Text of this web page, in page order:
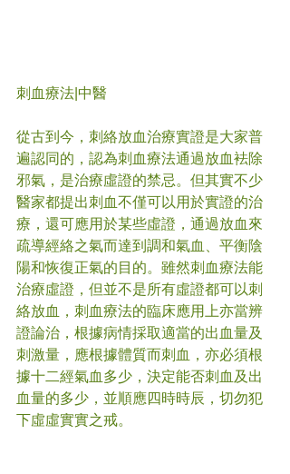
刺血療法|中醫
從古到今，刺絡放血治療實證是大家普
遍認同的，認為刺血療法通過放血袪除
邪氣，是治療虛證的禁忌。但其實不少
醫家都提出刺血不僅可以用於實證的治
療，還可應用於某些虛證，通過放血來
疏導經絡之氣而達到調和氣血、平衡陰
陽和恢復正氣的目的。雖然刺血療法能
治療虛證，但並不是所有虛證都可以刺
絡放血，刺血療法的臨床應用上亦當辨
證論治，根據病情採取適當的出血量及
刺激量，應根據體質而刺血，亦必須根
據十二經氣血多少，決定能否刺血及出
血量的多少，並順應四時時辰，切勿犯
下虛虛實實之戒。